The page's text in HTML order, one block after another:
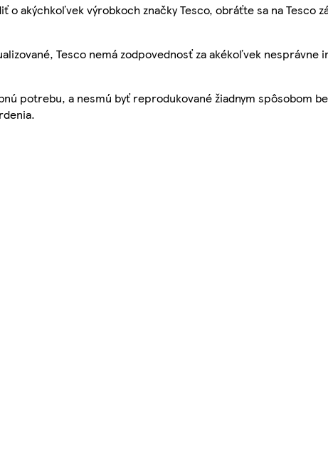
o akýchkoľvek výrobkoch značky Tesco, obráťte sa na Tesco
Tesco nemá zodpovednosť za akékoľvek nesprávne
potrebu, a nesmú byť reprodukované žiadnym spôsobom